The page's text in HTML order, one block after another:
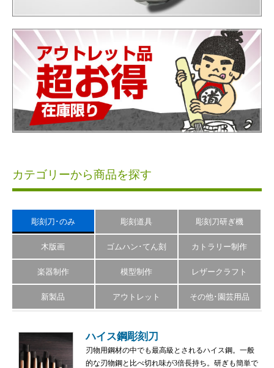
カテゴリーから商品を探す
彫刻刀･のみ 彫刻道具 彫刻刀研ぎ機
木版画 ゴムハン･てん刻 カトラリー制作
楽器制作 模型制作 レザークラフト
新製品 アウトレット その他･園芸用品
ハイス鋼彫刻刀
刃物用鋼材の中でも最高級とされるハイス鋼。一般
的な刃物鋼と比べ切れ味が3倍長持ち。研ぎも簡単で